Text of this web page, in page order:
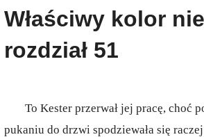
Właściwy kolor
rozdział 51
To Kester przerwał jej pracę, choć
pukaniu do drzwi spodziewała się